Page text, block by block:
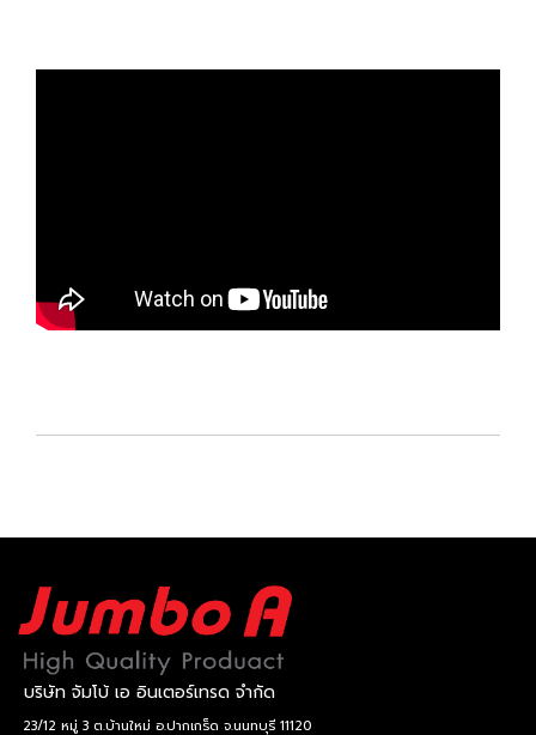
บริษัท จัมโบ้ เอ อินเตอร์เทรด จำกัด
23/12 หมู่ 3 ต.บ้านใหม่ อ.ปากเกร็ด จ.นนทบุรี 11120